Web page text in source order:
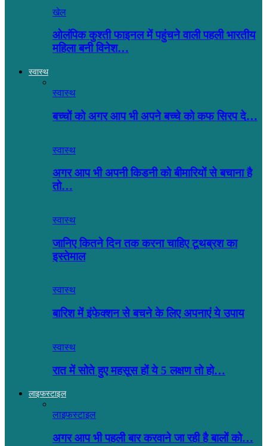
खेल
ओलंपिक कुश्ती फाइनल में पहुंचने वाली पहली भारतीय
महिला बनी विनेश…
स्वास्थ
स्वास्थ
बच्चों को अगर आप भी अपने बच्चे को कफ सिरप दे…
स्वास्थ
अगर आप भी अपनी किडनी को बीमारियों से बचाना है
तो…
स्वास्थ
जानिए कितने दिन तक करना चाहिए टूथब्रश का
इस्तेमाल
स्वास्थ
बारिश में इंफेक्शन से बचने के लिए अपनाएं ये उपाय
स्वास्थ
रात में सोते हुए महसूस हों ये 5 लक्षण तो हो…
लाइफस्टाइल
लाइफस्टाइल
अगर आप भी पहली बार करवाने जा रही है बालों को…